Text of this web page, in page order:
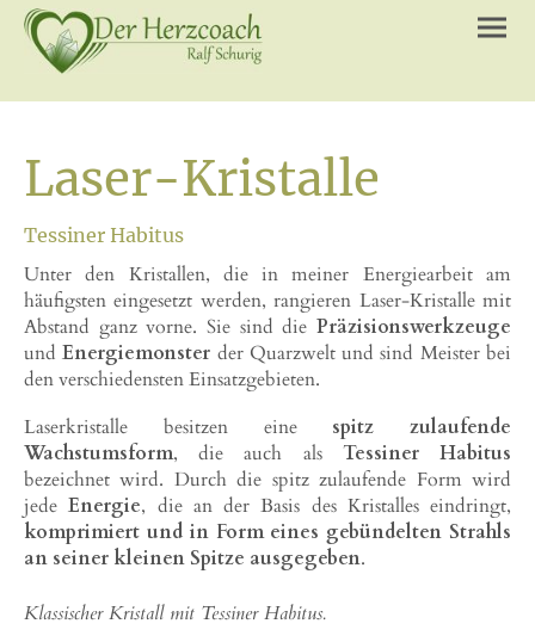
Laser-Kristalle
Tessiner Habitus
Unter den Kristallen, die in meiner Energiearbeit am
häufigsten eingesetzt werden, rangieren Laser-Kristalle mit
Abstand ganz vorne. Sie sind die Präzisionswerkzeuge
undEnergiemonster der Quarzwelt und sind Meister bei
den verschiedensten Einsatzgebieten.
Laserkristalle besitzen eine spitz zulaufende
Wachstumsform, die auch als Tessiner Habitus
bezeichnet wird. Durch die spitz zulaufende Form wird
jedeEnergie, die an der Basis des Kristalles eindringt,
komprimiert und in Form eines gebündelten Strahls
an seiner kleinen Spitze ausgegeben.
Klassischer Kristall mit Tessiner Habitus.